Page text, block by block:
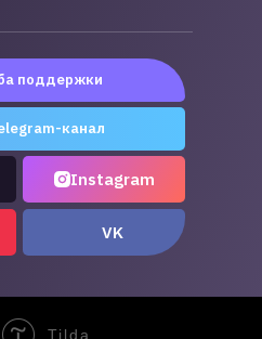
канал
поддержки
Instagram
VK
Tilda